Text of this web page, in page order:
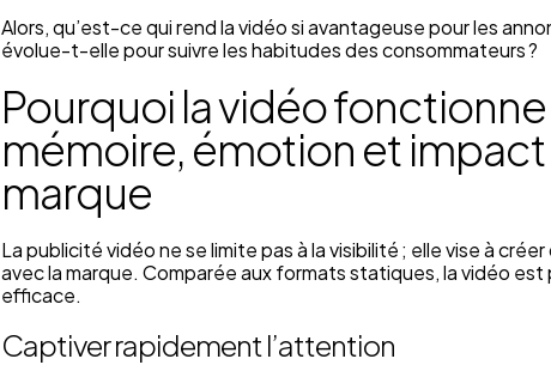
Alors, qu’est-ce qui rend la vidéo si avantageuse pour les
évolue-t-elle pour suivre les habitudes des consommateurs ?
Pourquoi la vidéo fonctionne
mémoire, émotion et impact
marque
La publicité vidéo ne se limite pas à la visibilité ; elle vise à
avec la marque. Comparée aux formats statiques, la vidéo
efficace.
Captiver rapidement l’attention